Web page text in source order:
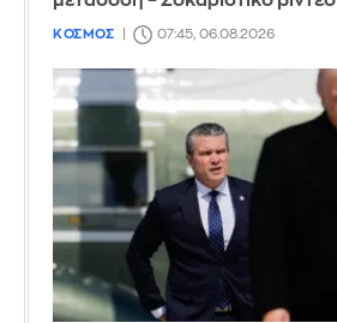
ΚΟΣΜΟΣ 07:45, 06.08.2026